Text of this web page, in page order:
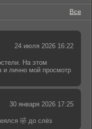
Все
24 июля 2026 16:22
На этом
и лично мой просмотр
30 января 2026 17:25
🤣 до слёз